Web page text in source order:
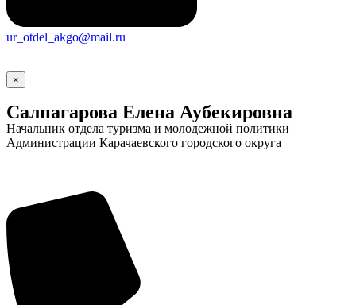
ur_otdel_akgo@mail.ru
×
Салпагарова Елена Аубекировна
Начальник отдела туризма и молодежной политики
Администрации Карачаевского городского округа